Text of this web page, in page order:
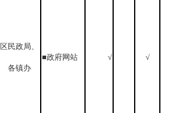
区民政局、
各镇办
■政府网站 √ √